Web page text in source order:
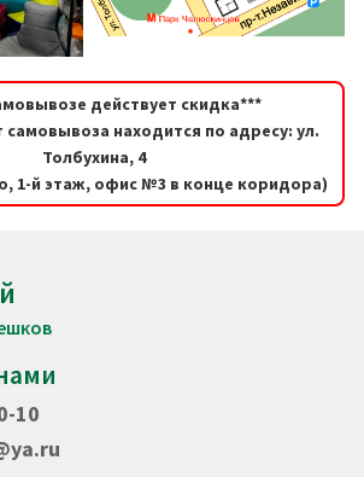
действует скидка***
самовывоза находится по адресу: ул.
Толбухина, 4
1-й этаж, офис №3 в конце коридора)
10